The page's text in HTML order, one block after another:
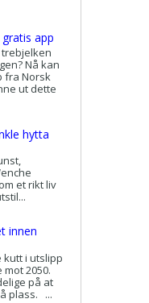
app
Nå kan
fra Norsk
ut dette
hytta
et rikt liv
innen
kutt i utslipp
2050.
på at
plass. ...